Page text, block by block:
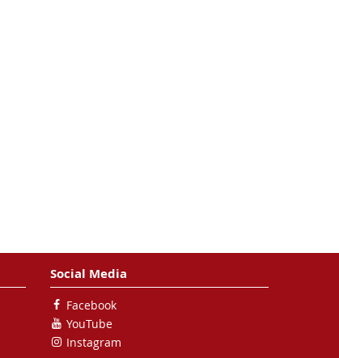
Social Media
Facebook
YouTube
Instagram